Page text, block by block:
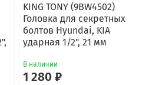
KING TONY (9BW4502)
Головка для секретных
болтов Hyundai, KIA
ударная 1/2", 21 мм
В наличии
1 280 ₽